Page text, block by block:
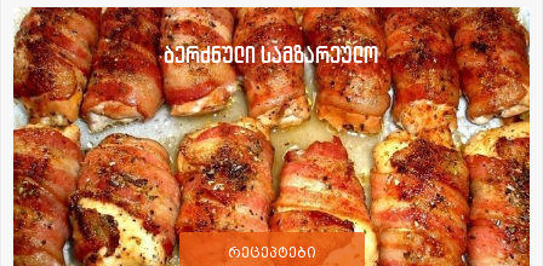
ბერძნული სამზარეულო
რეცეპტები